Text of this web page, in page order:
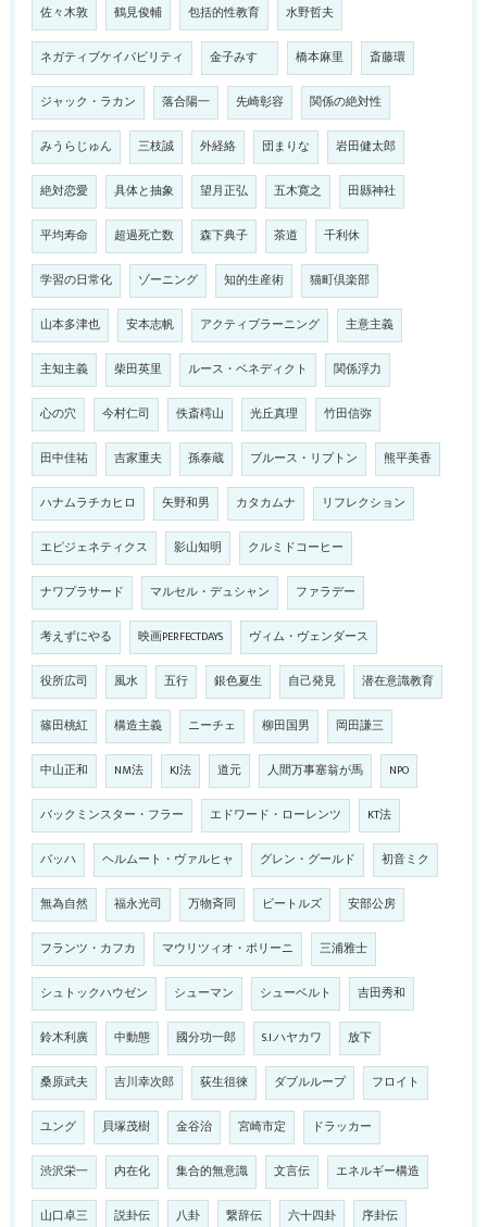
佐々木敦 鶴見俊輔 包括的性教育 水野哲夫
ネガティブケイパビリティ 金子みすゞ 橋本麻里 斎藤環
ジャック・ラカン 落合陽一 先崎彰容 関係の絶対性
みうらじゅん 三枝誠 外経絡 団まりな 岩田健太郎
絶対恋愛 具体と抽象 望月正弘 五木寛之 田縣神社
平均寿命 超過死亡数 森下典子 茶道 千利休
学習の日常化 ゾーニング 知的生産術 猫町倶楽部
山本多津也 安本志帆 アクティブラーニング 主意主義
主知主義 柴田英里 ルース・ベネディクト 関係浮力
心の穴 今村仁司 佚斎樗山 光丘真理 竹田信弥
田中佳祐 吉家重夫 孫泰蔵 ブルース・リプトン 熊平美香
ハナムラチカヒロ 矢野和男 カタカムナ リフレクション
エピジェネティクス 影山知明 クルミドコーヒー
ナワプラサード マルセル・デュシャン ファラデー
考えずにやる 映画PERFECTDAYS ヴィム・ヴェンダース
役所広司 風水 五行 銀色夏生 自己発見 潜在意識教育
篠田桃紅 構造主義 ニーチェ 柳田国男 岡田謙三
中山正和 NM法 KJ法 道元 人間万事塞翁が馬 NPO
バックミンスター・フラー エドワード・ローレンツ KT法
バッハ ヘルムート・ヴァルヒャ グレン・グールド 初音ミク
無為自然 福永光司 万物斉同 ビートルズ 安部公房
フランツ・カフカ マウリツィオ・ポリーニ 三浦雅士
シュトックハウゼン シューマン シューベルト 吉田秀和
鈴木利廣 中動態 國分功一郎 S.I.ハヤカワ 放下
桑原武夫 吉川幸次郎 荻生徂徠 ダブルループ フロイト
ユング 貝塚茂樹 金谷治 宮崎市定 ドラッカー
渋沢栄一 内在化 集合的無意識 文言伝 エネルギー構造
山口卓三 説卦伝 八卦 繋辞伝 六十四卦 序卦伝